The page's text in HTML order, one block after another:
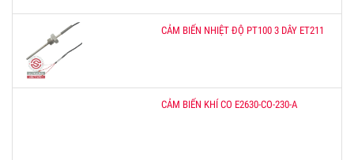
CẢM BIẾN NHIỆT ĐỘ PT100 3 DÂY ET211
CẢM BIẾN KHÍ CO E2630-CO-230-A